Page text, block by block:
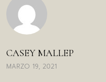
CASEY MALLEP
MARZO 19, 2021